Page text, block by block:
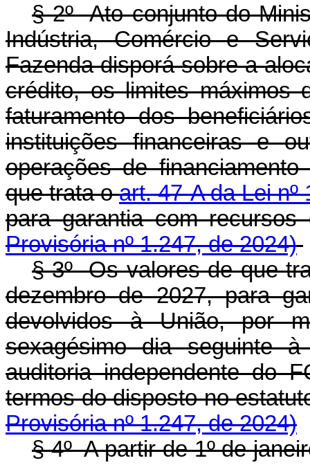
§ 2º Ato conjunto do
Indústria, Comércio e
Fazenda disporá sobre a
crédito, os limites máximos
faturamento dos
instituições financeiras e
operações de
que trata oart. 47-A da Lei
para garantia com
Provisória nº 1.247, de 2024)
§ 3º Os valores de que
dezembro de 2027, para
devolvidos à União, por
sexagésimo dia seguinte
auditoria independente do
termos do disposto no
Provisória nº 1.247, de 2024)
§ 4º A partir de 1º de